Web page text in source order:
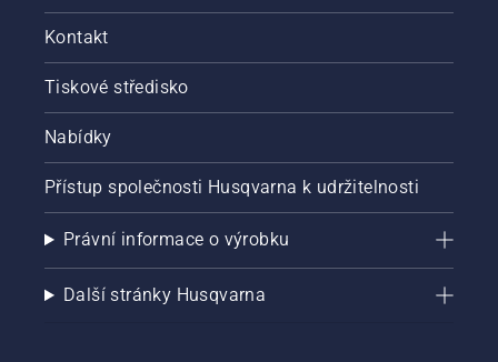
Kontakt
Tiskové středisko
Nabídky
Přístup společnosti Husqvarna k udržitelnosti
Právní informace o výrobku
Další stránky Husqvarna